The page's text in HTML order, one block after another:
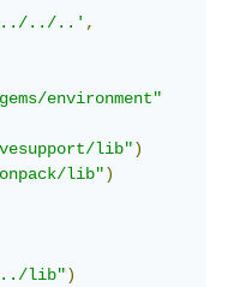
../..',
environment"
lib")
lib")
../lib")